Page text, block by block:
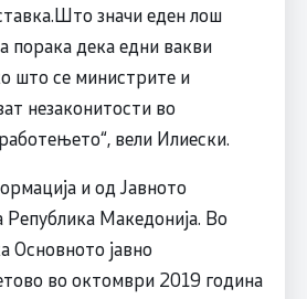
значи еден лош
порака дека едни вакви
што се министрите и
незаконитости во
вели Илиески.
и од Јавното
Република Македонија. Во
Основното јавно
во октомври 2019 година